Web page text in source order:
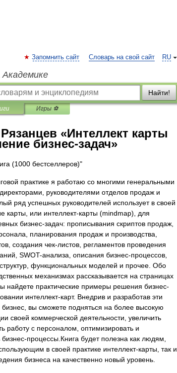
RU
Запомнить сайт Словарь на свой сайт
Академике
Найти!
Игры ⚽
«Интеллект карты
бизнес-задач»
(1000 бестселлеров)"
практике я работаю со многими генеральными
руководителями отделов продаж и
ряд успешных руководителей использует в своей
карты, или интеллект-карты (mindmap), для
бизнес-задач: прописывания скриптов продаж,
планирования продаж и производства,
создания чек-листов, регламентов проведения
SWOT-анализа, описания бизнес-процессов,
функциональных моделей и прочее. Обо
механизмах рассказывается на страницах
найдете практические примеры решения бизнес-
интеллект-карт. Внедрив и разработав эти
вы сможете подняться на более высокую
своей коммерческой деятельности, увеличить
работу с персоналом, оптимизировать и
бизнес-процессы.Книга будет полезна как людям,
в своей практике интеллект-карты, так и
бизнеса на качественно новый уровень.